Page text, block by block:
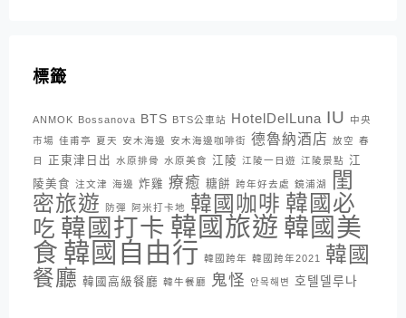
標籤
ANMOK Bossanova BTS BTS公車站 HotelDelLuna IU
中央
市場 佳甫亭 夏天 安木海邊 安木海邊咖啡街 德魯納酒店 放空 春
日
正東津日出 水原排骨 水原美食 江陵 江陵一日遊 江陵景點 江
陵美食 注文津 海邊 炸雞 療癒 糖餅 跨年好去處 鏡浦湖
閨
密旅遊
防彈 阿米打卡地 韓國咖啡 韓國必
吃 韓國打卡 韓國旅遊 韓國美
食 韓國自由行 韓國跨年 韓國跨年2021
韓國
餐廳 韓國高級餐廳 韓牛餐廳 鬼怪 안목해변 호텔델루나